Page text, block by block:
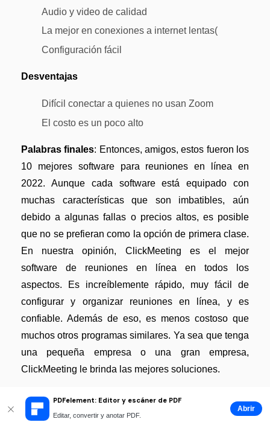
PDFelement: Editor y escáner de PDF
Editar, convertir y anotar PDF.
Abrir
Audio y video de calidad
La mejor en conexiones a internet lentas(
Configuración fácil
Desventajas
Difícil conectar a quienes no usan Zoom
El costo es un poco alto
Palabras finales: Entonces, amigos, estos fueron los
10 mejores software para reuniones en línea en
2022. Aunque cada software está equipado con
muchas características que son imbatibles, aún
debido a algunas fallas o precios altos, es posible
que no se prefieran como la opción de primera clase.
En nuestra opinión, ClickMeeting es el mejor
software de reuniones en línea en todos los
aspectos. Es increíblemente rápido, muy fácil de
configurar y organizar reuniones en línea, y es
confiable. Además de eso, es menos costoso que
muchos otros programas similares. Ya sea que tenga
una pequeña empresa o una gran empresa,
ClickMeeting le brinda las mejores soluciones.